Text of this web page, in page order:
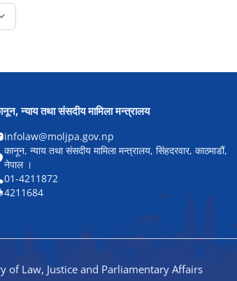
न्याय तथा संसदीय मामिला मन्त्रालय
infolaw@moljpa.gov.np
कानून, न्याय तथा संसदीय मामिला मन्त्रालय, सिंहदरवार, काठमाडौं,
नेपाल ।
01-4211872
4211684
of Law, Justice and Parliamentary Affairs